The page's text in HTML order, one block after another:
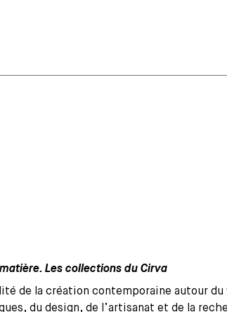
Les collections du Cirva
de la création contemporaine autour du
du design, de l’artisanat et de la